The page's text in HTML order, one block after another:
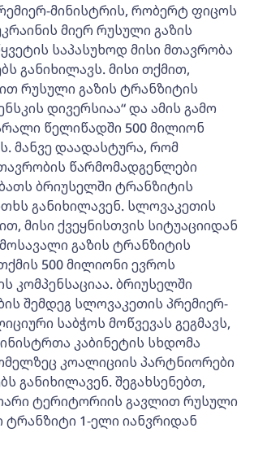
მინისტრის, რობერტ ფიცოს
მიერ რუსული გაზის
საპასუხოდ მისი მთავრობა
განიხილავს. მისი თქმით,
რუსული გაზის ტრანზიტის
დივერსიაა“ და ამის გამო
წელიწადში 500 მილიონ
მანვე დაადასტურა, რომ
წარმომადგენლები
ბრიუსელში ტრანზიტის
განიხილავენ. სლოვაკეთის
მისი ქვეყნისთვის სიტუაციიდან
გაზის ტრანზიტის
500 მილიონი ევროს
კომპენსაციაა. ბრიუსელში
შემდეგ სლოვაკეთის პრემიერ-
საბჭოს მოწვევას გეგმავს,
კაბინეტის სხდომა
კოალიციის პარტნიორები
განიხილავენ. შეგახსენებთ,
ტერიტორიის გავლით რუსული
ტრანზიტი 1-ელი იანვრიდან